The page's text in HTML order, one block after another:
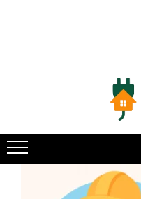
Longi Solar
Optimizatoare panouri